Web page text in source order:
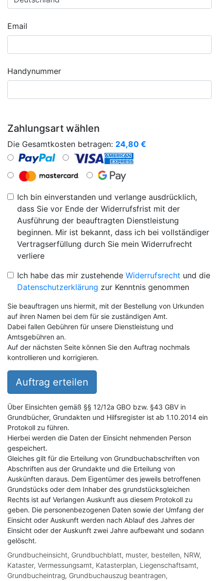
Email
Handynummer
Zahlungsart wählen
Die Gesamtkosten betragen: 24,80 €
Ich bin einverstanden und verlange ausdrücklich,
dass Sie vor Ende der Widerrufsfrist mit der
Ausführung der beauftragten Dienstleistung
beginnen. Mir ist bekannt, dass ich bei vollständiger
Vertragserfüllung durch Sie mein Widerrufrecht
verliere
Ich habe das mir zustehende Widerrufsrecht und die
Datenschutzerklärung zur Kenntnis genommen
Sie beauftragen uns hiermit, mit der Bestellung von Urkunden
auf ihren Namen bei dem für sie zuständigen Amt.
Dabei fallen Gebühren für unsere Dienstleistung und
Amtsgebühren an.
Auf der nächsten Seite können Sie den Auftrag nochmals
kontrollieren und korrigieren.
Auftrag erteilen
Über Einsichten gemäß §§ 12/12a GBO bzw. §43 GBV in
Grundbücher, Grundakten und Hilfsregister ist ab 1.10.2014 ein
Protokoll zu führen.
Hierbei werden die Daten der Einsicht nehmenden Person
gespeichert.
Gleiches gilt für die Erteilung von Grundbuchabschriften von
Abschriften aus der Grundakte und die Erteilung von
Auskünften daraus. Dem Eigentümer des jeweils betroffenen
Grundstücks oder dem Inhaber des grundstücksgleichen
Rechts ist auf Verlangen Auskunft aus diesem Protokoll zu
geben. Die personenbezogenen Daten sowie der Umfang der
Einsicht oder Auskunft werden nach Ablauf des Jahres der
Einsicht oder der Auskunft zwei Jahre aufbewaht und sodann
gelöscht.
Grundbucheinsicht, Grundbuchblatt, muster, bestellen, NRW,
Kataster, Vermessungsamt, Katasterplan, Liegenschaftsamt,
Grundbucheintrag, Grundbuchauszug beantragen,